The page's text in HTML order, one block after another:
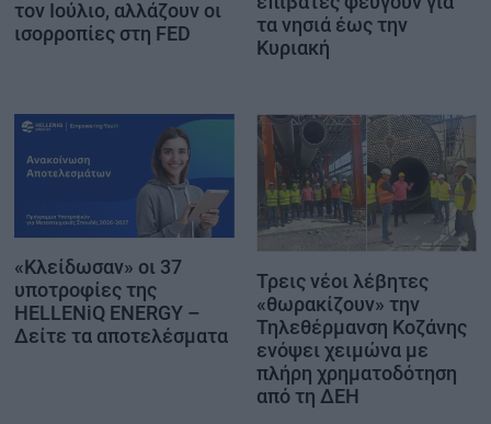
τον Ιούλιο, αλλάζουν οι
ισορροπίες στη FED
τα νησιά έως την
Κυριακή
«Κλείδωσαν» οι 37
υποτροφίες της
HELLENiQ ENERGY –
Δείτε τα αποτελέσματα
Τρεις νέοι λέβητες
«θωρακίζουν» την
Τηλεθέρμανση Κοζάνης
ενόψει χειμώνα με
πλήρη χρηματοδότηση
από τη ΔΕΗ